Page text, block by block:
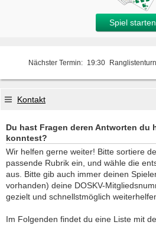
Spiel starten
Nächster Termin: 19:30
Kontakt
Du hast Fragen deren Antworten du
konntest?
Wir helfen gerne weiter! Bitte sortiere
passende Rubrik ein, und wähle die
aus. Bitte gib auch immer deinen
vorhanden) deine DOSKV-
gezielt und schnellstmöglich
Im Folgenden findet du eine Liste mit